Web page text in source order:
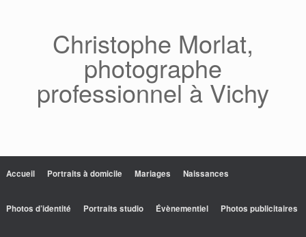
Christophe Morlat,
photographe
professionnel à Vichy
Accueil Portraits à domicile Mariages Naissances
Photos d’identité Portraits studio Évènementiel Photos publicitaires